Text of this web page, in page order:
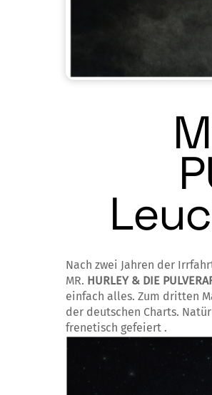
Nach zwei Jahren der
MR. HURLEY & DIE
einfach alles. Zum dritten
der deutschen Charts.
frenetisch gefeiert .